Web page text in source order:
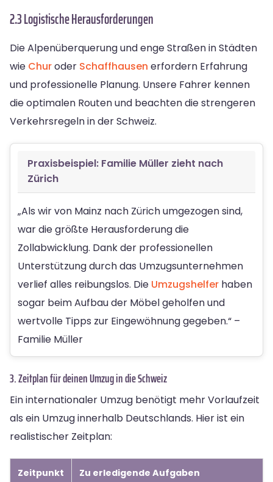
2.3 Logistische Herausforderungen
Die Alpenüberquerung und enge Straßen in Städten
wie Churoder Schaffhausen erfordern Erfahrung
und professionelle Planung. Unsere Fahrer kennen
die optimalen Routen und beachten die strengeren
Verkehrsregeln in der Schweiz.
Praxisbeispiel: Familie Müller zieht nach
Zürich
„Als wir von Mainz nach Zürich umgezogen sind,
war die größte Herausforderung die
Zollabwicklung. Dank der professionellen
Unterstützung durch das Umzugsunternehmen
verlief alles reibungslos. Die Umzugshelfer haben
sogar beim Aufbau der Möbel geholfen und
wertvolle Tipps zur Eingewöhnung gegeben.“ –
Familie Müller
3. Zeitplan für deinen Umzug in die Schweiz
Ein internationaler Umzug benötigt mehr Vorlaufzeit
als ein Umzug innerhalb Deutschlands. Hier ist ein
realistischer Zeitplan:
Zeitpunkt Zu erledigende Aufgaben